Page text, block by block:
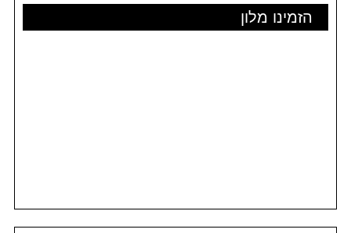
הזמינו מלון